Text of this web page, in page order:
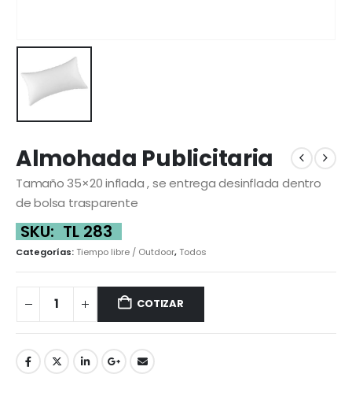
Almohada Publicitaria
Tamaño 35×20 inflada , se entrega desinflada dentro
de bolsa trasparente
SKU: TL 283
Categorías:Tiempo libre / Outdoor,Todos
COTIZAR